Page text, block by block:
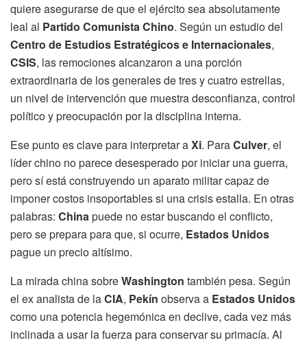
quiere asegurarse de que el ejército sea absolutamente
leal al Partido Comunista Chino. Según un estudio del
Centro de Estudios Estratégicos e Internacionales,
CSIS, las remociones alcanzaron a una porción
extraordinaria de los generales de tres y cuatro estrellas,
un nivel de intervención que muestra desconfianza, control
político y preocupación por la disciplina interna.
Ese punto es clave para interpretar aXi. ParaCulver, el
líder chino no parece desesperado por iniciar una guerra,
pero sí está construyendo un aparato militar capaz de
imponer costos insoportables si una crisis estalla. En otras
palabras: Chinapuede no estar buscando el conflicto,
pero se prepara para que, si ocurre, Estados Unidos
pague un precio altísimo.
La mirada china sobreWashington también pesa. Según
el ex analista de laCIA, Pekín observa a Estados Unidos
como una potencia hegemónica en declive, cada vez más
inclinada a usar la fuerza para conservar su primacía. Al